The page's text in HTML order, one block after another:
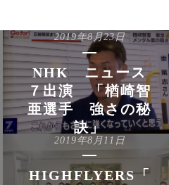
2019年8月23日
NHK ニュース
７出演 「楢崎智
亜選手 強さの秘
訣」
READ MORE
2019年8月11日
HIGHFLYERS「